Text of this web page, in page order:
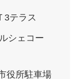
3テラス
シェコー
役所駐車場